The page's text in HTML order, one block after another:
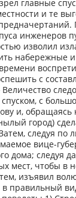
главные
и те
инженеров
изволил
набережные
с
с
и, обращаясь
город)
следуя по
вице-
дома; следуя
мест, чтобы
изъявил
в правильный